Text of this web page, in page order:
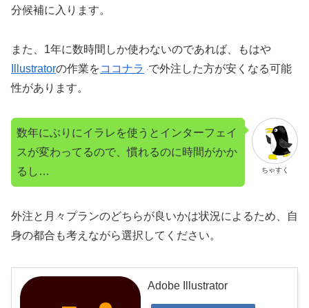
分候補に入ります。
また、1年に数時間しか使わないのであれば、もはや
Illustratorの作業をココナラ で外注した方が安くなる可能
性があります。
ちゃすく
数年にぶりにイラレを使うとインターフェイ
スが変わってるので、慣れるのに時間がかか
るし…
外注と月々プランのどちらが良いかは状況によるため、自
身の都合も考えながら選択してください。
Adobe Illustrator